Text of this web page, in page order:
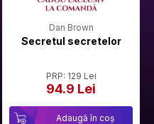
Dan Brown
Secretul secretelor
PRP: 129 Lei
94.9 Lei
Adaugă în coș